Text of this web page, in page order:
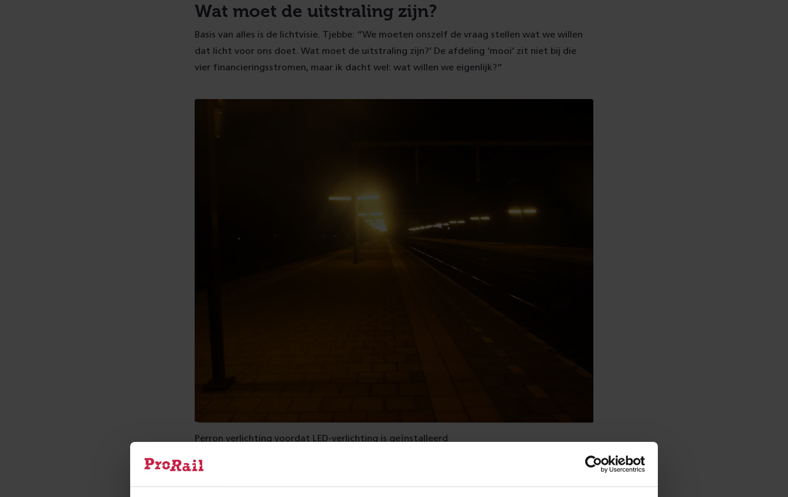
Wat moet de uitstraling zijn?
Basis van alles is de lichtvisie. Tjebbe: “We moeten onszelf de vraag stellen wat we willen
dat licht voor ons doet. Wat moet de uitstraling zijn?’ De afdeling ‘mooi’ zit niet bij die
vier financieringsstromen, maar ik dacht wel: wat willen we eigenlijk?”
Perron verlichting voordat LED-verlichting is geïnstalleerd